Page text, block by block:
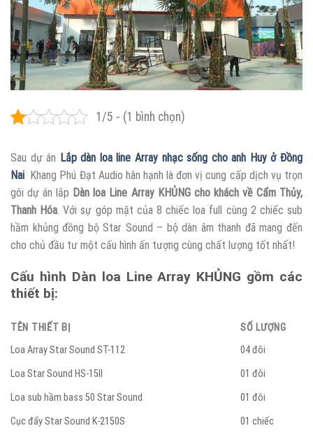
1/5 - (1 bình chọn)
Sau dự án Lắp dàn loa line Array nhạc sống cho anh Huy ở Đồng
Nai Khang Phú Đạt Audio hân hạnh là đơn vị cung cấp dịch vụ trọn
gói dự án lắp Dàn loa Line Array KHỦNG cho khách về Cẩm Thủy,
Thanh Hóa. Với sự góp mặt của 8 chiếc loa full cùng 2 chiếc sub
hầm khủng đồng bộ Star Sound – bộ dàn âm thanh đã mang đến
cho chủ đầu tư một cấu hình ấn tượng cùng chất lượng tốt nhất!
Cấu hình Dàn loa Line Array KHỦNG gồm các
thiết bị:
TÊN THIẾT BỊ
SỐ LƯỢNG
Loa Array Star Sound ST-112
04 đôi
Loa Star Sound HS-15II
01 đôi
Loa sub hầm bass 50 Star Sound
01 đôi
Cục đẩy Star Sound K-2150S
01 chiếc